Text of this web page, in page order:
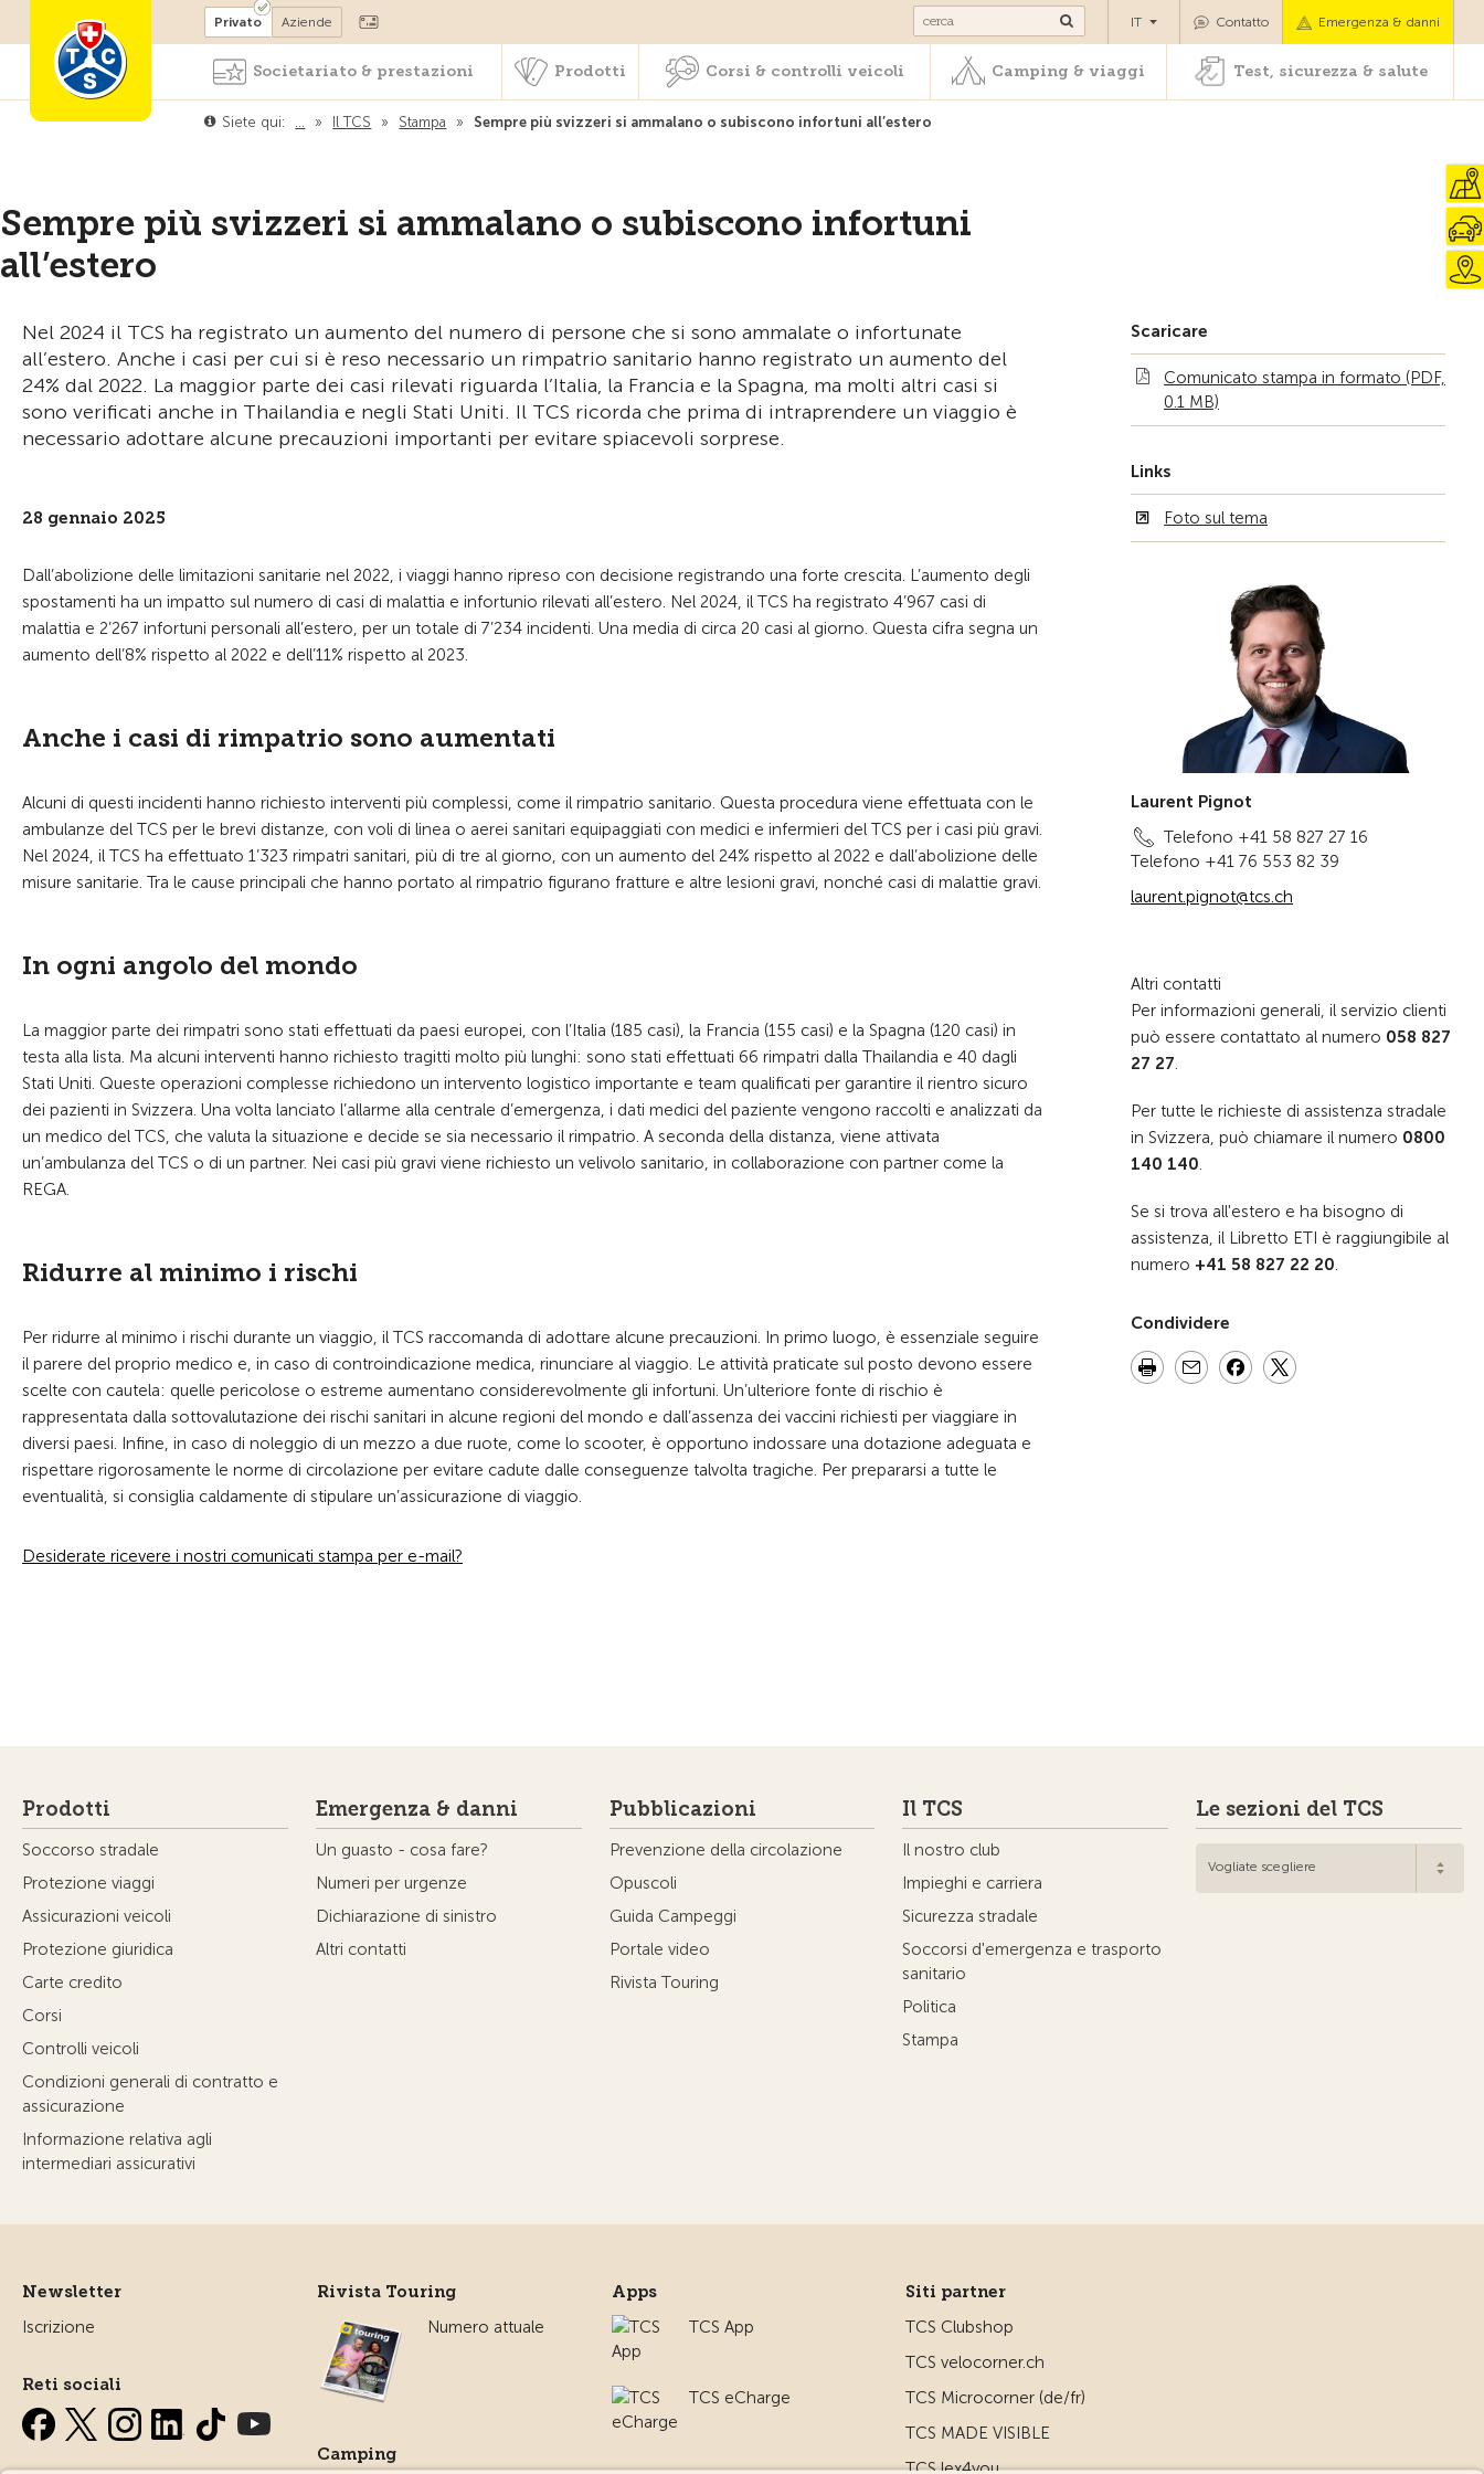
Diventare socio Corsi & controlli veicoli Camping & viaggi Test, sicurezza & salute
Privato Aziende Contatto Emergenza & danni
IT
Societariato & prestazioni Prodotti Corsi & controlli veicoli Camping & viaggi Test, sicurezza & salute
Siete qui: … » Il TCS » Stampa » Sempre più svizzeri si ammalano o subiscono infortuni all’estero
Sempre più svizzeri si ammalano o subiscono infortuni
all’estero
Nel 2024 il TCS ha registrato un aumento del numero di persone che si sono ammalate o infortunate
all’estero. Anche i casi per cui si è reso necessario un rimpatrio sanitario hanno registrato un aumento del
24% dal 2022. La maggior parte dei casi rilevati riguarda l’Italia, la Francia e la Spagna, ma molti altri casi si
sono verificati anche in Thailandia e negli Stati Uniti. Il TCS ricorda che prima di intraprendere un viaggio è
necessario adottare alcune precauzioni importanti per evitare spiacevoli sorprese.
28 gennaio 2025
Dall’abolizione delle limitazioni sanitarie nel 2022, i viaggi hanno ripreso con decisione registrando una forte crescita. L’aumento degli
spostamenti ha un impatto sul numero di casi di malattia e infortunio rilevati all’estero. Nel 2024, il TCS ha registrato 4’967 casi di
malattia e 2’267 infortuni personali all’estero, per un totale di 7’234 incidenti. Una media di circa 20 casi al giorno. Questa cifra segna un
aumento dell’8% rispetto al 2022 e dell’11% rispetto al 2023.
Anche i casi di rimpatrio sono aumentati
Alcuni di questi incidenti hanno richiesto interventi più complessi, come il rimpatrio sanitario. Questa procedura viene effettuata con le
ambulanze del TCS per le brevi distanze, con voli di linea o aerei sanitari equipaggiati con medici e infermieri del TCS per i casi più gravi.
Nel 2024, il TCS ha effettuato 1’323 rimpatri sanitari, più di tre al giorno, con un aumento del 24% rispetto al 2022 e dall’abolizione delle
misure sanitarie. Tra le cause principali che hanno portato al rimpatrio figurano fratture e altre lesioni gravi, nonché casi di malattie gravi.
In ogni angolo del mondo
La maggior parte dei rimpatri sono stati effettuati da paesi europei, con l’Italia (185 casi), la Francia (155 casi) e la Spagna (120 casi) in
testa alla lista. Ma alcuni interventi hanno richiesto tragitti molto più lunghi: sono stati effettuati 66 rimpatri dalla Thailandia e 40 dagli
Stati Uniti. Queste operazioni complesse richiedono un intervento logistico importante e team qualificati per garantire il rientro sicuro
dei pazienti in Svizzera. Una volta lanciato l’allarme alla centrale d’emergenza, i dati medici del paziente vengono raccolti e analizzati da
un medico del TCS, che valuta la situazione e decide se sia necessario il rimpatrio. A seconda della distanza, viene attivata
un’ambulanza del TCS o di un partner. Nei casi più gravi viene richiesto un velivolo sanitario, in collaborazione con partner come la
REGA.
Ridurre al minimo i rischi
Per ridurre al minimo i rischi durante un viaggio, il TCS raccomanda di adottare alcune precauzioni. In primo luogo, è essenziale seguire
il parere del proprio medico e, in caso di controindicazione medica, rinunciare al viaggio. Le attività praticate sul posto devono essere
scelte con cautela: quelle pericolose o estreme aumentano considerevolmente gli infortuni. Un’ulteriore fonte di rischio è
rappresentata dalla sottovalutazione dei rischi sanitari in alcune regioni del mondo e dall’assenza dei vaccini richiesti per viaggiare in
diversi paesi. Infine, in caso di noleggio di un mezzo a due ruote, come lo scooter, è opportuno indossare una dotazione adeguata e
rispettare rigorosamente le norme di circolazione per evitare cadute dalle conseguenze talvolta tragiche. Per prepararsi a tutte le
eventualità, si consiglia caldamente di stipulare un’assicurazione di viaggio.
Desiderate ricevere i nostri comunicati stampa per e-mail?
Scaricare
Comunicato stampa in formato (PDF,
0.1 MB)
Links
Foto sul tema
Laurent Pignot
Telefono +41 58 827 27 16
Telefono +41 76 553 82 39
laurent.pignot@tcs.ch
Altri contatti
Per informazioni generali, il servizio clienti
può essere contattato al numero 058 827
27 27.
Per tutte le richieste di assistenza stradale
in Svizzera, può chiamare il numero 0800
140 140.
Se si trova all'estero e ha bisogno di
assistenza, il Libretto ETI è raggiungibile al
numero +41 58 827 22 20.
Condividere
Prodotti
Soccorso stradale
Protezione viaggi
Assicurazioni veicoli
Protezione giuridica
Carte credito
Corsi
Controlli veicoli
Condizioni generali di contratto e
assicurazione
Informazione relativa agli
intermediari assicurativi
Emergenza & danni
Un guasto - cosa fare?
Numeri per urgenze
Dichiarazione di sinistro
Altri contatti
Pubblicazioni
Prevenzione della circolazione
Opuscoli
Guida Campeggi
Portale video
Rivista Touring
Il TCS
Il nostro club
Impieghi e carriera
Sicurezza stradale
Soccorsi d'emergenza e trasporto
sanitario
Politica
Stampa
Le sezioni del TCS
Vogliate scegliere
Newsletter
Iscrizione
Reti sociali
Rivista Touring
Numero attuale
Camping
Apps
TCS App
TCS eCharge
Siti partner
TCS Clubshop
TCS velocorner.ch
TCS Microcorner (de/fr)
TCS MADE VISIBLE
TCS lex4you